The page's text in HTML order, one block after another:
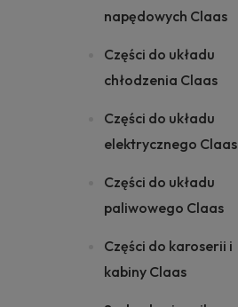
napędowych Claas
Części do układu
chłodzenia Claas
Części do układu
elektrycznego Claas
Części do układu
paliwowego Claas
Części do karoserii i
kabiny Claas